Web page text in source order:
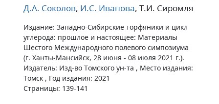
Д.А. Соколов, И.С. Иванова, Т.И. Сиромля
Издание: Западно-Сибирские торфяники и цикл
углерода: прошлое и настоящее: Материалы
Шестого Международного полевого симпозиума
(г. Ханты-Мансийск, 28 июня - 08 июля 2021 г.).
Издатель: Изд-во Томского ун-та , Место издания:
Томск , Год издания: 2021
Страницы: 139-141